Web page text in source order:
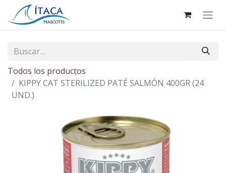
Todos los productos
KIPPY CAT STERILIZED PATÉ SALMÓN 400GR (24
UND.)